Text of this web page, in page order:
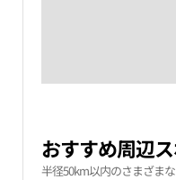
おすすめ周辺
半径50km以内のさまざま